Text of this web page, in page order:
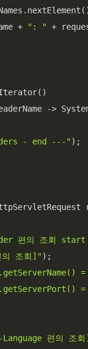
+
": " +
->
- end ---");
편의 조회
조회]");
편의 조